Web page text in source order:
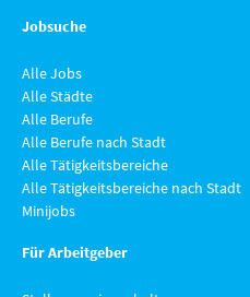
Jobsuche
Alle Jobs
Alle Städte
Alle Berufe
Alle Berufe nach Stadt
Alle Tätigkeitsbereiche
Alle Tätigkeitsbereiche nach Stadt
Minijobs
Für Arbeitgeber